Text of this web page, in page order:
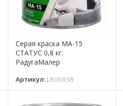
Серая краска МА-15
СТАТУС 0,8 кг.
РадугаМалер
Артикул: LK06938